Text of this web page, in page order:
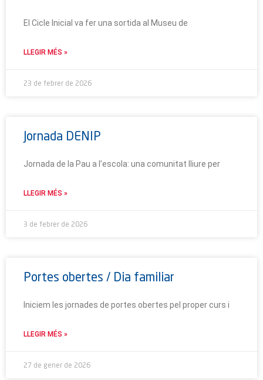
El Cicle Inicial va fer una sortida al Museu de
LLEGIR MÉS »
23 de febrer de 2026
Jornada DENIP
Jornada de la Pau a l’escola: una comunitat lliure per
LLEGIR MÉS »
3 de febrer de 2026
Portes obertes / Dia familiar
Iniciem les jornades de portes obertes pel proper curs i
LLEGIR MÉS »
27 de gener de 2026